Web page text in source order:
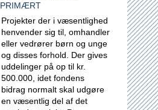
PRIMÆRT
Projekter der i væsentlighed
henvender sig til, omhandler
eller vedrører børn og unge
og disses forhold. Der gives
uddelinger på op til kr.
500.000, idet fondens
bidrag normalt skal udgøre
en væsentlig del af det